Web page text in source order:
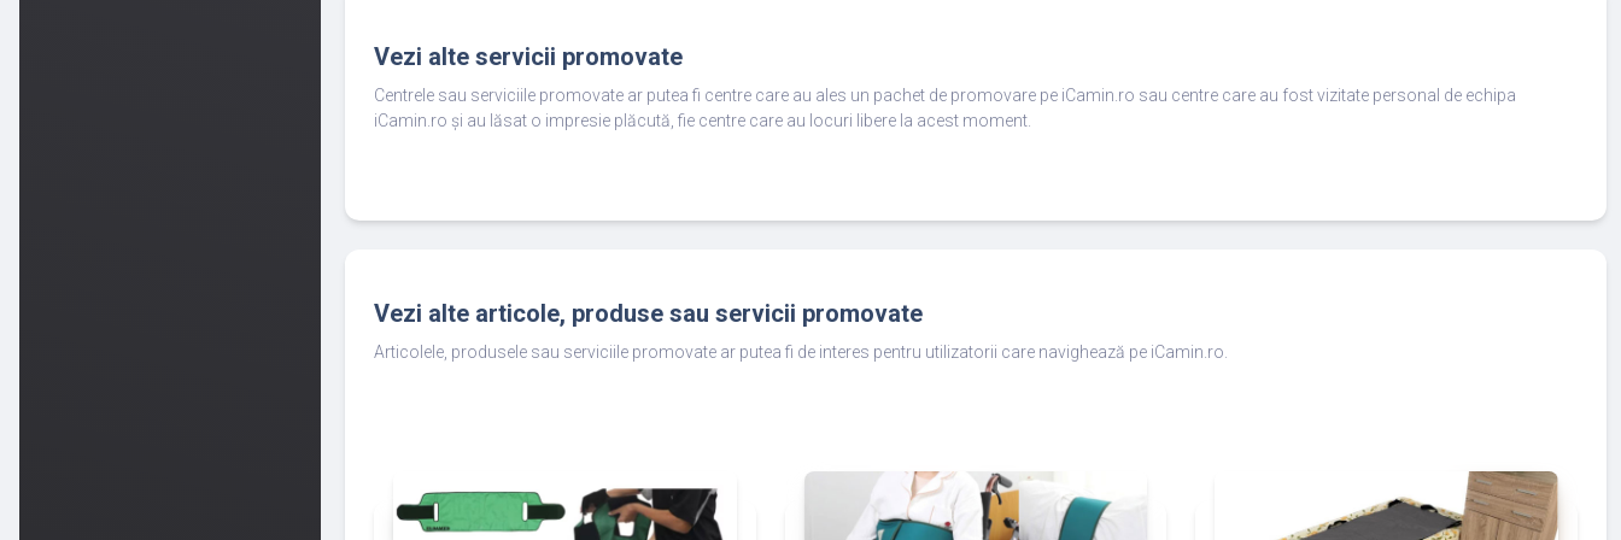
Vezi alte servicii promovate
Centrele sau serviciile promovate ar putea fi centre care au ales un pachet de promovare pe iCamin.ro sau centre care au fost vizitate personal de echipa
iCamin.ro și au lăsat o impresie plăcută, fie centre care au locuri libere la acest moment.
Vezi alte articole, produse sau servicii promovate
Articolele, produsele sau serviciile promovate ar putea fi de interes pentru utilizatorii care navighează pe iCamin.ro.